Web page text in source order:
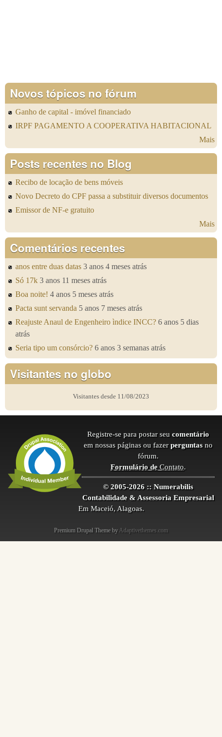
Novos tópicos no fórum
Ganho de capital - imóvel financiado
IRPF PAGAMENTO A COOPERATIVA HABITACIONAL
Mais
Posts recentes no Blog
Recibo de locação de bens móveis
Novo Decreto do CPF passa a substituir diversos documentos
Emissor de NF-e gratuito
Mais
Comentários recentes
anos entre duas datas 3 anos 4 meses atrás
Só 17k 3 anos 11 meses atrás
Boa noite! 4 anos 5 meses atrás
Pacta sunt servanda 5 anos 7 meses atrás
Reajuste Anaul de Engenheiro ìndice INCC? 6 anos 5 dias
atrás
Seria tipo um consórcio? 6 anos 3 semanas atrás
Visitantes no globo
Visitantes desde 11/08/2023
Registre-se para postar seu comentário
em nossas páginas ou fazer perguntasno
fórum.
Formulário deContato.
© 2005-2026 :: Numerabilis
Contabilidade & Assessoria Empresarial
Em Maceió, Alagoas.
Premium Drupal Theme by Adaptivethemes.com